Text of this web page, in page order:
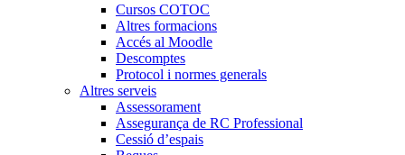
Cursos COTOC
Altres formacions
Accés al Moodle
Descomptes
Protocol i normes generals
Altres serveis
Assessorament
Assegurança de RC Professional
Cessió d’espais